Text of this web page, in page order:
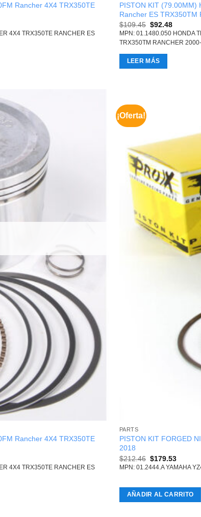
Rancher 4X4 TRX350TE
4X4 TRX350TE RANCHER ES
PISTON KIT (79.00MM)
Rancher ES TRX350TM
$109.45 Original
price
was:
$109.45.
$92.48Current
price
is:
$92.48.
MPN: 01.1480.050 HONDA
TRX350TM RANCHER
LEER MÁS
Rancher 4X4 TRX350TE
4X4 TRX350TE RANCHER ES
¡Oferta!
PARTS
PISTON KIT FORGED
2018
$212.46 Original
price
$179.53Current
price
MPN: 01.2444.A YAMAHA
AÑADIR AL CARRITO